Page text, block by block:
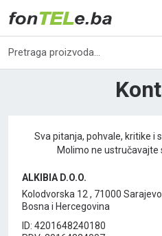
Sva pitanja, pohvale, kritike i
Molimo ne ustručavajte
ALKIBIA D.O.O.
Kolodvorska 12 , 71000 Sarajevo
Bosna i Hercegovina
ID: 4201648240180